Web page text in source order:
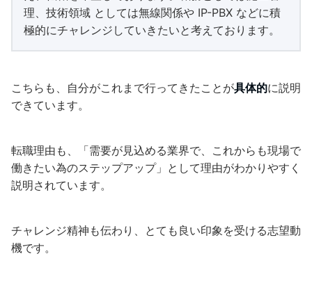
理、技術領域 としては無線関係や IP-PBX などに積
極的にチャレンジしていきたいと考えております。
こちらも、自分がこれまで行ってきたことが具体的に説明
できています。
転職理由も、「需要が見込める業界で、これからも現場で
働きたい為のステップアップ」として理由がわかりやすく
説明されています。
チャレンジ精神も伝わり、とても良い印象を受ける志望動
機です。